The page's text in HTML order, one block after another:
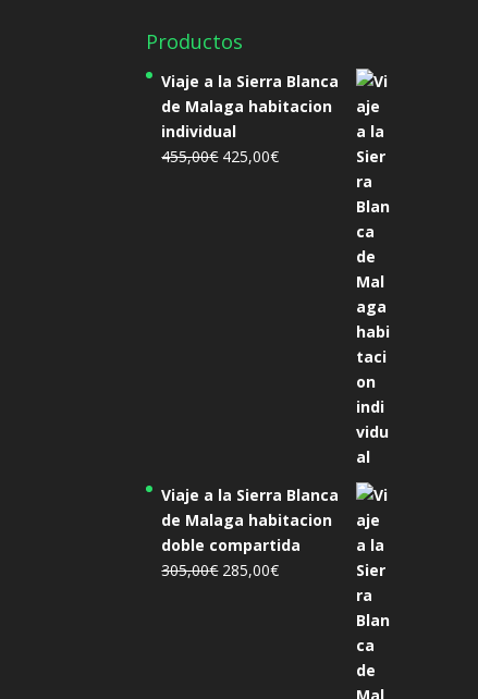
Productos
Viaje a la Sierra Blanca
de Malaga habitacion
individual
455,00€ El
425,00€El
Viaje a la Sierra Blanca
de Malaga habitacion
doble compartida
305,00€ El
285,00€El